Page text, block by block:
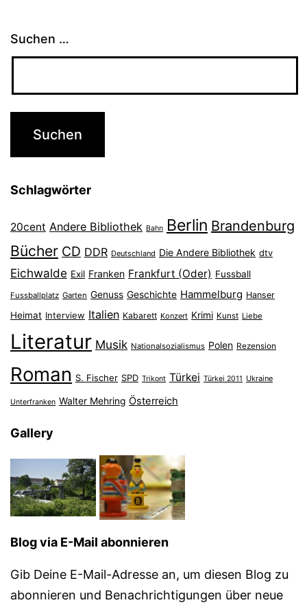
Suchen …
Schlagwörter
20cent Andere Bibliothek Bahn Berlin Brandenburg
Bücher CD DDR Deutschland Die Andere Bibliothek dtv
Eichwalde Exil Franken Frankfurt (Oder) Fussball
Fussballplatz Garten Genuss Geschichte Hammelburg Hanser
Heimat Interview Italien Kabarett Konzert Krimi Kunst Liebe
Literatur Musik Nationalsozialismus Polen Rezension
Roman S. Fischer SPD Trikont Türkei Türkei 2011 Ukraine
Unterfranken Walter Mehring Österreich
Gallery
Blog via E-Mail abonnieren
Gib Deine E-Mail-Adresse an, um diesen Blog zu
abonnieren und Benachrichtigungen über neue